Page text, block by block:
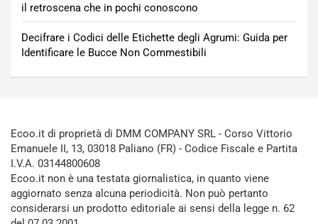
il retroscena che in pochi conoscono
Decifrare i Codici delle Etichette degli Agrumi: Guida per
Identificare le Bucce Non Commestibili
Ecoo.it di proprietà di DMM COMPANY SRL - Corso Vittorio
Emanuele II, 13, 03018 Paliano (FR) - Codice Fiscale e Partita
I.V.A. 03144800608
Ecoo.it non è una testata giornalistica, in quanto viene
aggiornato senza alcuna periodicità. Non può pertanto
considerarsi un prodotto editoriale ai sensi della legge n. 62